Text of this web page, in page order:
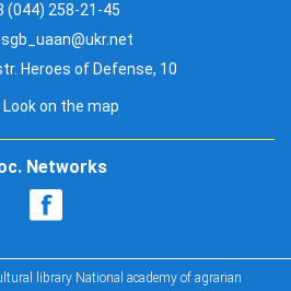
(044) 258-21-45
Heroes of Defense, 10
Look on the map
Networks
library National academy of agrarian